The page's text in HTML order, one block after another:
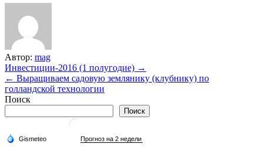
Автор: mag
Навигация
по
записям
Инвестиции-2016 (1 полугодие) →
← Выращиваем садовую землянику (клубнику) по
голландской технологии
Поиск
Поиск